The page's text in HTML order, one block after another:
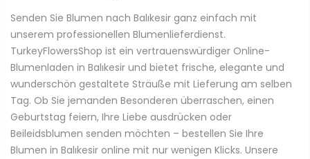
Senden Sie Blumen nach Balıkesir ganz einfach mit
unserem professionellen Blumenlieferdienst.
TurkeyFlowersShop ist ein vertrauenswürdiger Online-
Blumenladen in Balıkesir und bietet frische, elegante und
wunderschön gestaltete Sträuße mit Lieferung am selben
Tag. Ob Sie jemanden Besonderen überraschen, einen
Geburtstag feiern, Ihre Liebe ausdrücken oder
Beileidsblumen senden möchten – bestellen Sie Ihre
Blumen in Balıkesir online mit nur wenigen Klicks. Unsere